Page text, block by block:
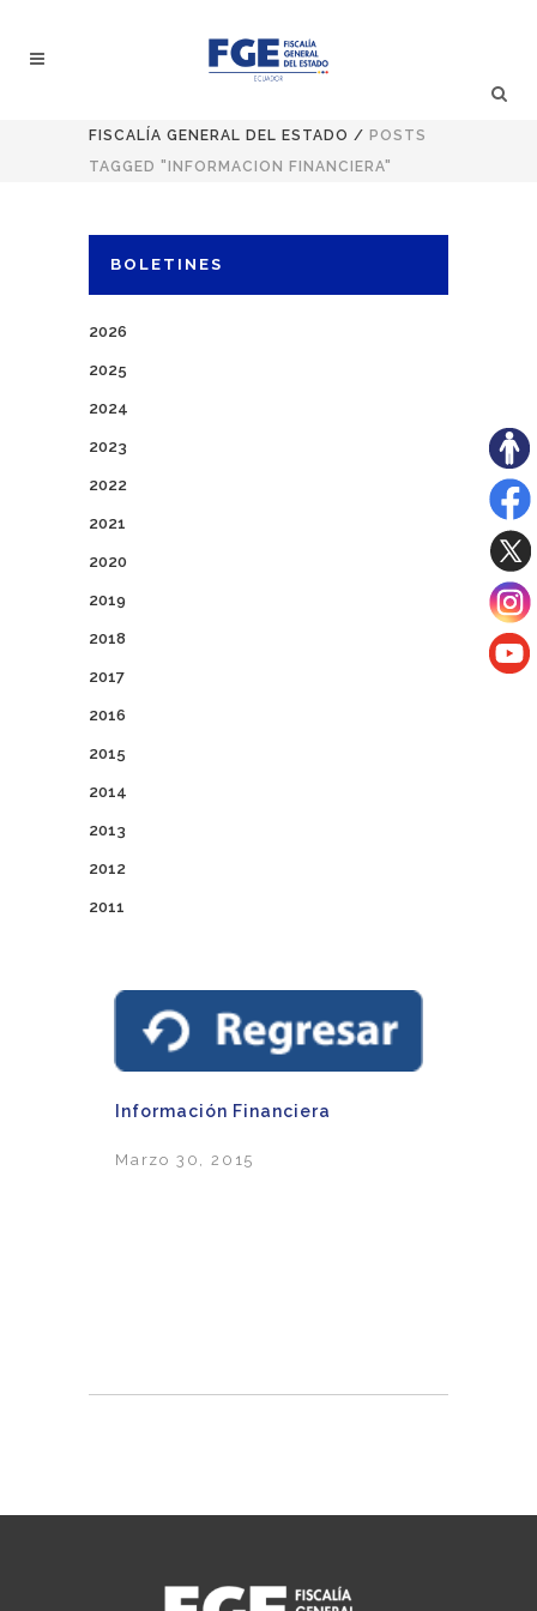
FISCALÍA GENERAL DEL ESTADO / POSTS
TAGGED "INFORMACION FINANCIERA"
BOLETINES
2026
2025
2024
2023
2022
2021
2020
2019
2018
2017
2016
2015
2014
2013
2012
2011
Información Financiera
Marzo 30, 2015